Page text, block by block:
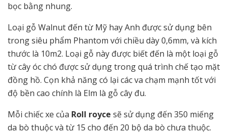
bọc bằng nhung.
Loại gỗ Walnut đến từ Mỹ hay Anh được sử dụng bên
trong siêu phẩm Phantom với chiều dày 0,6mm, và kích
thước là 10m2. Loại gỗ này được biết đến là một loại gỗ
từ cây óc chó được sử dụng trong quá trình chế tạo mặt
đồng hồ. Cọn khả năng có lại các va chạm mạnh tốt với
độ bền cao chính là Elm là gỗ cây đu.
Mỗi chiếc xe của Roll royce sẽ sử dụng đến 350 miếng
da bò thuộc và từ 15 cho đến 20 bộ da bò chưa thuộc.